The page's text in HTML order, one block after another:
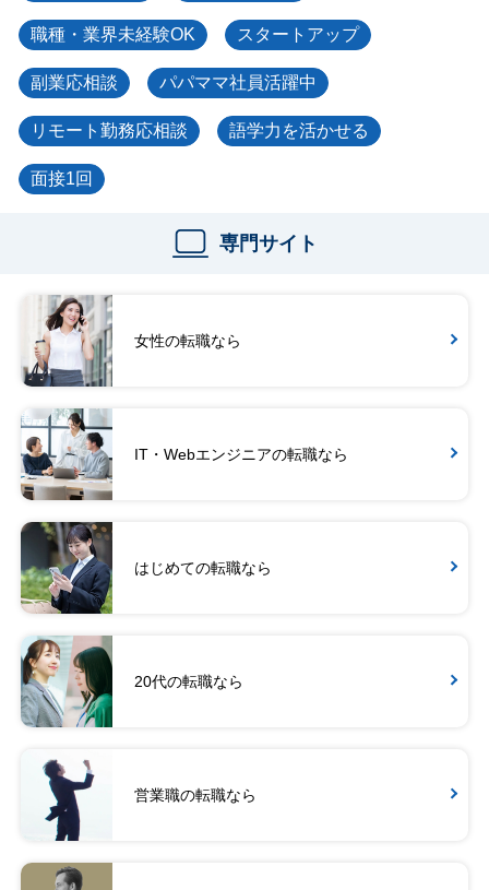
職種・業界未経験OK スタートアップ
副業応相談 パパママ社員活躍中
リモート勤務応相談 語学力を活かせる
面接1回
専門サイト
女性の転職なら
IT・Webエンジニアの転職なら
はじめての転職なら
20代の転職なら
営業職の転職なら